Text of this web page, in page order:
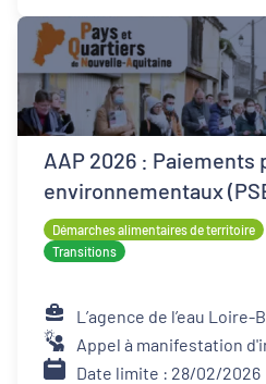
AAP 2026 : Paiements
environnementaux
Loire-Bretagne
Démarches alimentaires de territoire
Transitions
L’agence de l’eau Loire-
Appel à manifestation
Date limite : 28/02/2026